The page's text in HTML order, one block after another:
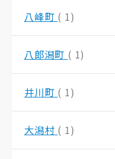
八峰町 ( 1)
八郎潟町 ( 1)
井川町 ( 1)
大潟村 ( 1)